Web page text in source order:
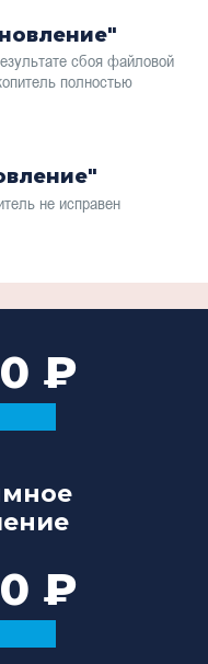
сбоя файловой
полностью
не исправен